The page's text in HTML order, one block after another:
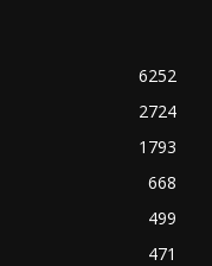
6252
2724
1793
668
499
471